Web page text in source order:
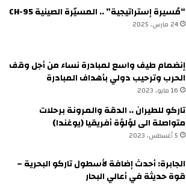
“مُسيرة إستراتيجية” .. المسيّرة الصينية CH-95
24 مارس، 2025
إنضمام طيف واسع لمبادرة نساء من أجل وقف
الحرب وترحيب دولي بأهداف المبادرة
16 مايو، 2023
تاركو للطيران .. الدقة والمرونة برحلات
متواصلة الى لؤلؤة أفريقيا (يوغندا)
5 أغسطس، 2023
الجابرة: أحدث إضافة لأسطول تاركو البحرية –
قوة حديثة في أعالي البحار